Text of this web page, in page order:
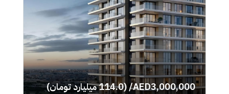
AED3,000,000/ (114.0 میلیارد تومان)